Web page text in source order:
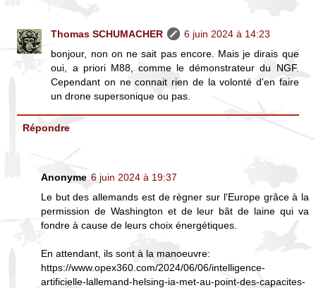
Thomas SCHUMACHER
6 juin 2024 à 14:23
bonjour, non on ne sait pas encore. Mais je dirais que
oui, a priori M88, comme le démonstrateur du NGF.
Cependant on ne connait rien de la volonté d'en faire
un drone supersonique ou pas.
Répondre
Anonyme 6 juin 2024 à 19:37
Le but des allemands est de règner sur l'Europe grâce à la
permission de Washington et de leur bât de laine qui va
fondre à cause de leurs choix énergétiques.
En attendant, ils sont à la manoeuvre:
https://www.opex360.com/2024/06/06/intelligence-
artificielle-lallemand-helsing-ia-met-au-point-des-capacites-